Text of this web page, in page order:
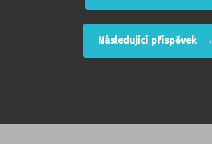
Následující příspěvek →